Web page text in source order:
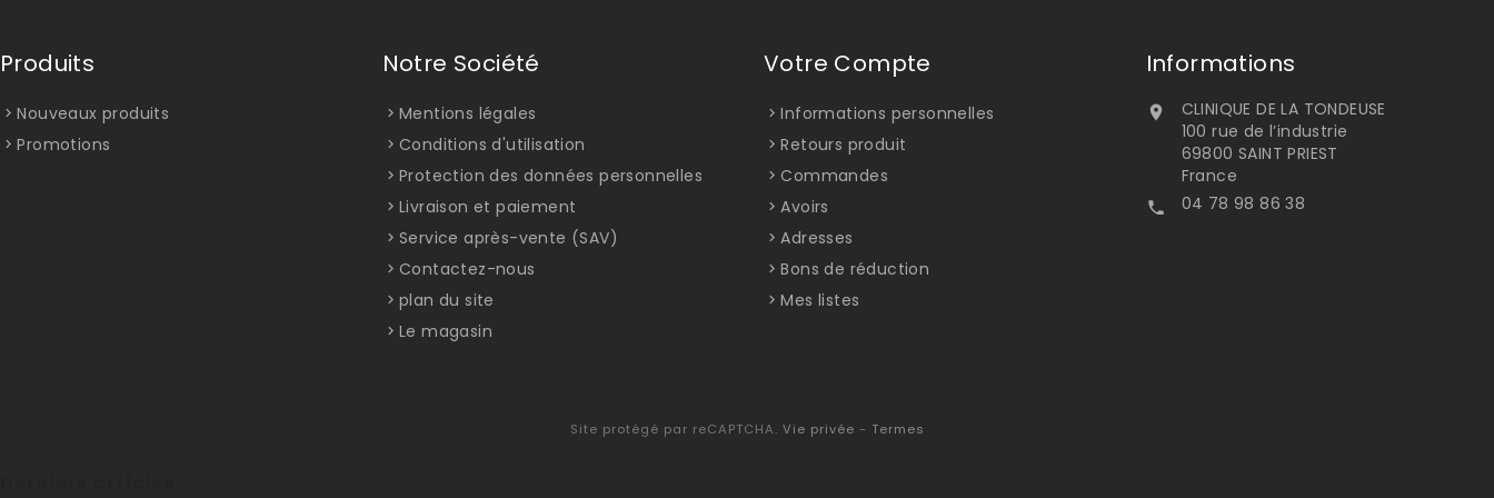
Produits
Nouveaux produits
Promotions
Notre Société
Mentions légales
Conditions d'utilisation
Protection des données personnelles
Livraison et paiement
Service après-vente (SAV)
Contactez-nous
plan du site
Le magasin
Votre Compte
Informations personnelles
Retours produit
Commandes
Avoirs
Adresses
Bons de réduction
Mes listes
Informations

CLINIQUE DE LA TONDEUSE
100 rue de l’industrie
69800 SAINT PRIEST
France
 04 78 98 86 38
Site protégé par reCAPTCHA. Vie privée - Termes